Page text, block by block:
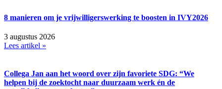
8 manieren om je vrijwilligerswerking te boosten in IVY2026
3 augustus 2026
Lees artikel »
Collega Jan aan het woord over zijn favoriete SDG: “We
helpen bij de zoektocht naar duurzaam werk én de